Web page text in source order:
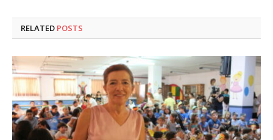
RELATED POSTS